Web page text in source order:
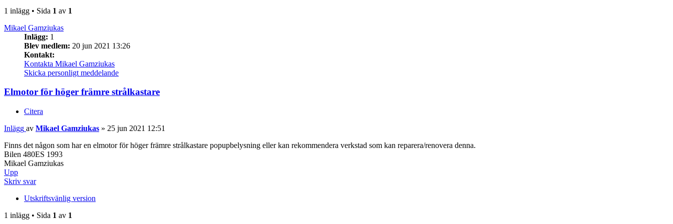
1 inlägg • Sida 1 av 1
Mikael Gamziukas
Inlägg: 1
Blev medlem: 20 jun 2021 13:26
Kontakt:
Kontakta Mikael Gamziukas
Skicka personligt meddelande
Elmotor för höger främre strålkastare
Citera
Inlägg av Mikael Gamziukas » 25 jun 2021 12:51
Finns det någon som har en elmotor för höger främre strålkastare popupbelysning eller kan rekommendera verkstad som kan reparera/renovera denna.
Bilen 480ES 1993
Mikael Gamziukas
Upp
Skriv svar
Utskriftsvänlig version
1 inlägg • Sida 1 av 1